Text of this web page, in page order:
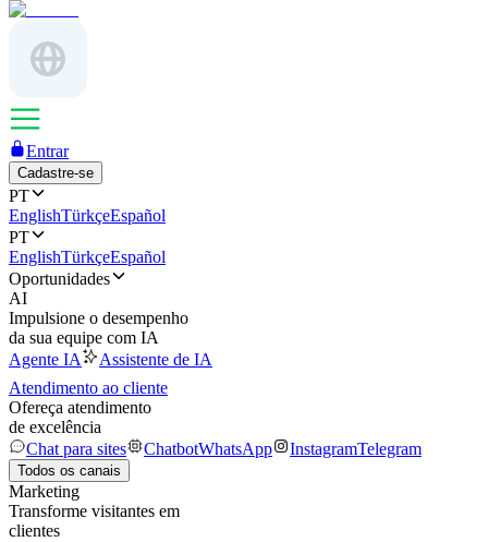
Entrar
Cadastre-se
PT
EnglishTürkçeEspañol
PT
EnglishTürkçeEspañol
Oportunidades
AI
Impulsione o desempenho
da sua equipe com IA
Agente IA
Assistente de IA
Atendimento ao cliente
Ofereça atendimento
de excelência
Chat para sites
ChatbotWhatsApp InstagramTelegram
Todos os canais
Marketing
Transforme visitantes em
clientes